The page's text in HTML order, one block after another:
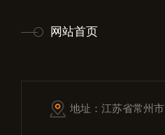
网站首页
地址：江苏省常州市